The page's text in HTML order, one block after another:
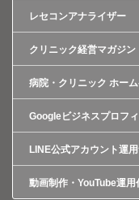
レセコンアナライザー
クリニック経営マガジン
病院・クリニック ホー
Googleビジネスプロフ
LINE公式アカウント運
動画制作・YouTube運